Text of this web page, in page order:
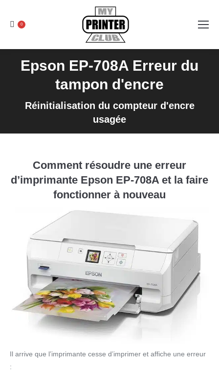
0
Epson EP-708A Erreur du
tampon d'encre
Réinitialisation du compteur d'encre
usagée
Comment résoudre une erreur
d’imprimante Epson EP-708A et la faire
fonctionner à nouveau
Il arrive que l’imprimante cesse d’imprimer et affiche une erreur
: